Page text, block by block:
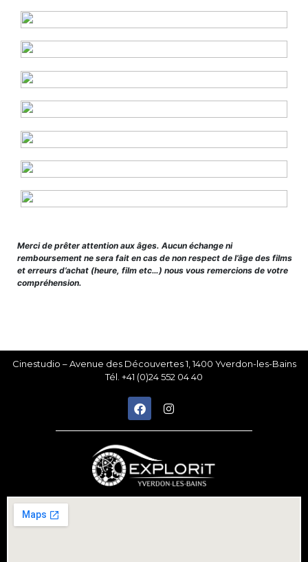
Merci de prêter attention aux âges. Aucun échange ni
remboursement ne sera fait en cas de non respect de l’âge des films
et erreurs d’achat (heure, film etc…) nous vous remercions de votre
compréhension.
Cinestudio – Avenue des Découvertes 1, 1400 Yverdon-les-Bains
Tél. +41 (0)24 552 04 40